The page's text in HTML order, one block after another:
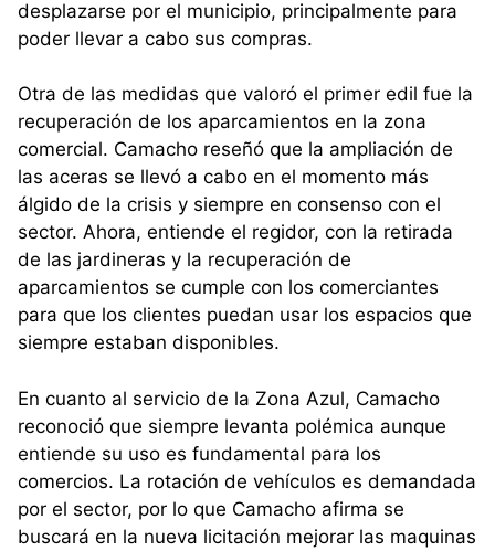
desplazarse por el municipio, principalmente para
poder llevar a cabo sus compras.
Otra de las medidas que valoró el primer edil fue la
recuperación de los aparcamientos en la zona
comercial. Camacho reseñó que la ampliación de
las aceras se llevó a cabo en el momento más
álgido de la crisis y siempre en consenso con el
sector. Ahora, entiende el regidor, con la retirada
de las jardineras y la recuperación de
aparcamientos se cumple con los comerciantes
para que los clientes puedan usar los espacios que
siempre estaban disponibles.
En cuanto al servicio de la Zona Azul, Camacho
reconoció que siempre levanta polémica aunque
entiende su uso es fundamental para los
comercios. La rotación de vehículos es demandada
por el sector, por lo que Camacho afirma se
buscará en la nueva licitación mejorar las maquinas